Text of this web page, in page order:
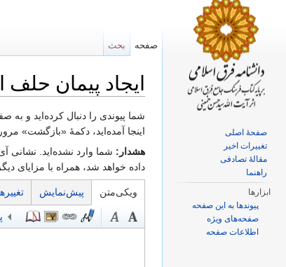
ایجاد پیمان
شما پیوندی را دنبال کرده‌اید و
اینجا آمده‌اید، دکمهٔ «بازگشت»
هشدار: شما وارد نشده‌اید. نشانی
داده خواهد شد، همراه با مزایای
ویکی‌متن پیش‌نمایش
بحث صفحه
صفحهٔ اصلی
تغییرات اخیر
مقالهٔ تصادفی
راهنما
ابزارها
پیوندها به این صفحه
صفحه‌های ویژه
اطلاعات صفحه